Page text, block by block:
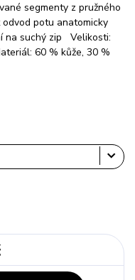
segmenty z pružného
potu anatomicky
na suchý zip Velikosti:
60 % kůže, 30 %